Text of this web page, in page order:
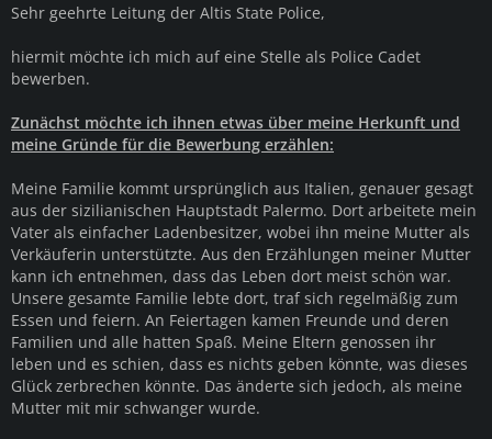
Sehr geehrte Leitung der Altis State Police,
hiermit möchte ich mich auf eine Stelle als Police Cadet
bewerben.
Zunächst möchte ich ihnen etwas über meine Herkunft und
meine Gründe für die Bewerbung erzählen:
Meine Familie kommt ursprünglich aus Italien, genauer gesagt
aus der sizilianischen Hauptstadt Palermo. Dort arbeitete mein
Vater als einfacher Ladenbesitzer, wobei ihn meine Mutter als
Verkäuferin unterstützte. Aus den Erzählungen meiner Mutter
kann ich entnehmen, dass das Leben dort meist schön war.
Unsere gesamte Familie lebte dort, traf sich regelmäßig zum
Essen und feiern. An Feiertagen kamen Freunde und deren
Familien und alle hatten Spaß. Meine Eltern genossen ihr
leben und es schien, dass es nichts geben könnte, was dieses
Glück zerbrechen könnte. Das änderte sich jedoch, als meine
Mutter mit mir schwanger wurde.